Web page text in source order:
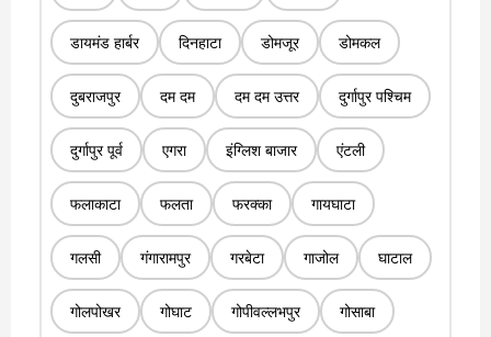
डायमंड हार्बर दिनहाटा डोमजूर डोमकल
दुबराजपुर दम दम दम दम उत्तर दुर्गापुर पश्चिम
दुर्गापुर पूर्व एगरा इंग्लिश बाजार एंटली
फलाकाटा फलता फरक्का गायघाटा
गलसी गंगारामपुर गरबेटा गाजोल घाटाल
गोलपोखर गोघाट गोपीवल्लभपुर गोसाबा